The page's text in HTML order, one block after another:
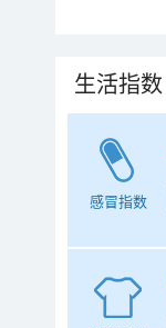
生活指数
感冒指数